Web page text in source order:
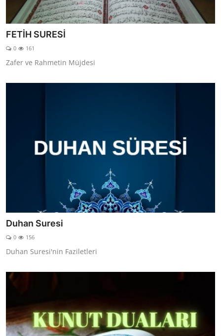
FETİH SURESİ
0 161
Zafer ve Rahmetin Müjdesi
Duhan Suresi
0 156
Duhan Suresi'nin Faziletleri